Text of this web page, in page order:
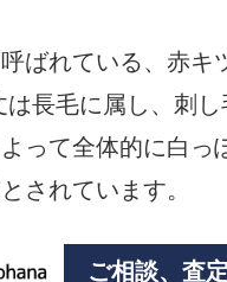
ばれている、赤キ
は長毛に属し、刺
って全体的に白っ
されています。
ご相談、査